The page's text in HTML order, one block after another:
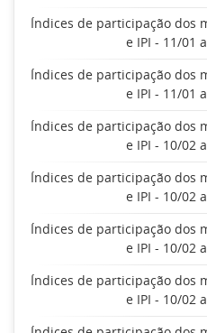
Índices de participação dos
e IPI - 11/01
Índices de participação dos
e IPI - 11/01
Índices de participação dos
e IPI - 10/02
Índices de participação dos
e IPI - 10/02
Índices de participação dos
e IPI - 10/02
Índices de participação dos
e IPI - 10/02